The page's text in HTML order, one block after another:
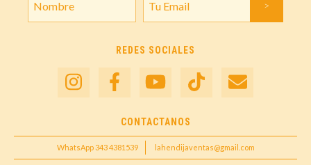
REDES SOCIALES
CONTACTANOS
WhatsApp 343 4381539 lahendijaventas@gmail.com